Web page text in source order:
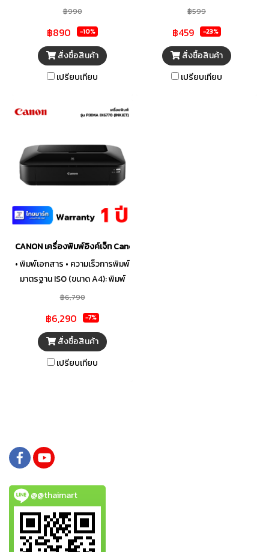
฿990
฿890 -10%
สั่งซื้อสินค้า
เปรียบเทียบ
฿599
฿459 -23%
สั่งซื้อสินค้า
เปรียบเทียบ
CANON เครื่องพิมพ์อิงค์เจ็ท Canon Pixma IX6770
• พิมพ์เอกสาร • ความเร็วการพิมพ์
มาตรฐาน ISO (ขนาด A4): พิมพ์
ขาวดำได้ถึง 14.5 ภาพต่อนาที และ
รองรับการเชื่อมต่อ USB
ความเร็วสูง 2.0 • ปริมาณการ
พิมพ์ที่แนะนำ: 80 - 200 หน้า
฿6,790
฿6,290 -7%
สั่งซื้อสินค้า
เปรียบเทียบ
@@thaimart